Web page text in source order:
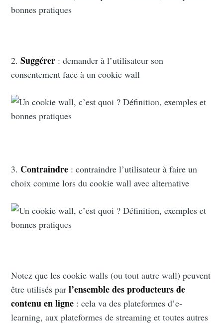
2.Suggérer : demander à l’utilisateur son
consentement face à un cookie wall
3. Contraindre : contraindre l’utilisateur à faire un
choix comme lors du cookie wall avec alternative
Notez que les cookie walls (ou tout autre wall) peuvent
être utilisés parl’ensemble des producteurs de
contenu en ligne : cela va des plateformes d’e-
learning, aux plateformes de streaming et toutes autres